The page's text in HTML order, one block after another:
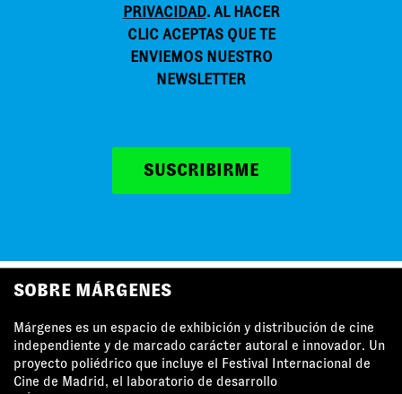
PRIVACIDAD. AL HACER
CLIC ACEPTAS QUE TE
ENVIEMOS NUESTRO
NEWSLETTER
SUSCRIBIRME
MÁRGENES AGRADECE EL APOYO DE
SOBRE MÁRGENES
Márgenes es un espacio de exhibición y distribución de cine
independiente y de marcado carácter autoral e innovador. Un
proyecto poliédrico que incluye el Festival Internacional de
Cine de Madrid, el laboratorio de desarrollo